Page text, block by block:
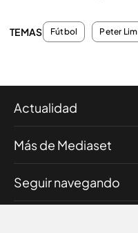
TEMAS Fútbol Peter Lim
Actualidad
Más de Mediaset
Seguir navegando